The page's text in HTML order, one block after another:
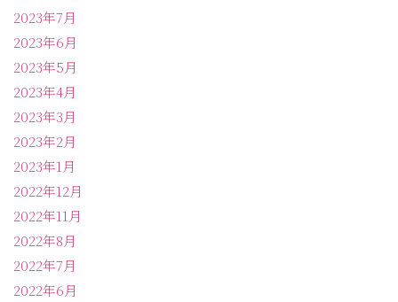
2023年7月
2023年6月
2023年5月
2023年4月
2023年3月
2023年2月
2023年1月
2022年12月
2022年11月
2022年8月
2022年7月
2022年6月